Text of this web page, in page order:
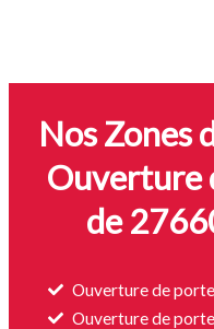
Nos Zones
Ouverture
de
Ouverture de
Ouverture de